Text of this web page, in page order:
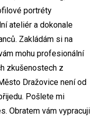
portréty
ateliér a dokonale
Zakládám si na
mohu profesionální
zkušenostech z
Dražovice není od
Pošlete mi
Obratem vám vypracuji